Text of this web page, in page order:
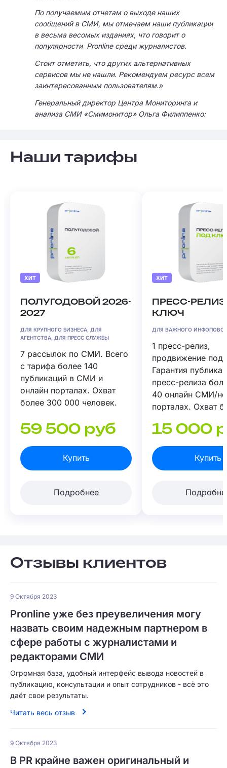
По получаемым отчетам о выходе наших
сообщений в СМИ, мы отмечаем наши публикации
в весьма весомых изданиях, что говорит о
популярности Pronline среди журналистов.
Стоит отметить, что других альтернативных
сервисов мы не нашли. Рекомендуем ресурс всем
заинтересованным пользователям.»
Генеральный директор Центра Мониторинга и
анализа СМИ «Смимонитор» Ольга Филиппенко:
Наши тарифы
ХИТ
ПОЛУГОДОВОЙ 2026-
2027
ДЛЯ КРУПНОГО БИЗНЕСА, ДЛЯ
АГЕНТСТВА, ДЛЯ ПРЕСС СЛУЖБЫ
7 рассылок по СМИ. Всего
с тарифа более 140
публикаций в СМИ и
онлайн порталах. Охват
более 300 000 человек.
59 500 руб
Купить
Подробнее
ХИТ
ПРЕСС-
КЛЮЧ
ДЛЯ ВАЖНОГО
1 пресс-релиз,
продвижение под
Гарантия
пресс-релиза
40 онлайн СМИ/
порталах. Охват
15 000
Купить
Отзывы клиентов
9 Октября 2023
Pronline уже без преувеличения могу
назвать своим надежным партнером в
сфере работы с журналистами и
редакторами СМИ
Огромная база, удобный интерфейс вывода новостей в
публикацию, консультации и опыт сотрудников - всё это
даёт свои результаты.
Читать весь отзыв
9 Октября 2023
В PR крайне важен оригинальный и